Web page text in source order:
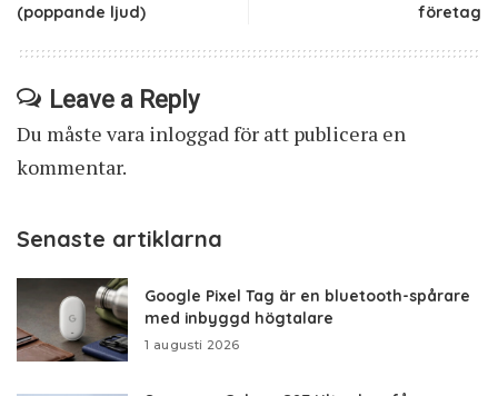
(poppande ljud)
företag
Leave a Reply
Du måste vara inloggadför att publicera en
kommentar.
Senaste artiklarna
Google Pixel Tag är en bluetooth-spårare
med inbyggd högtalare
1 augusti 2026